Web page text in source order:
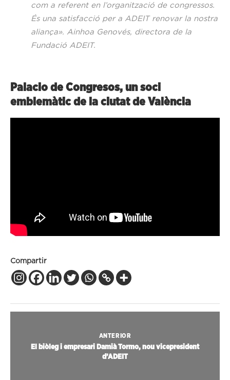
com a referent en l’organització de congressos.
És una satisfacció per a ADEIT renovar la nostra
aliança». Ainhoa Genovés, directora de la
Fundació ADEIT.
Palacio de Congresos, un soci
emblemàtic de la ciutat de València
Compartir
ANTERIOR
El biòleg i empresari Damià Tormo, nou vicepresident
d’ADEIT